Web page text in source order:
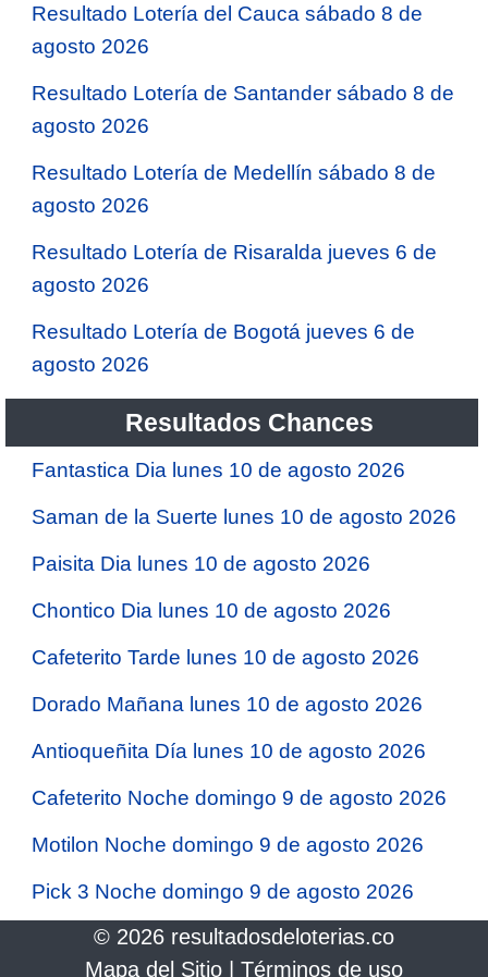
Resultado Lotería del Cauca sábado 8 de
agosto 2026
Resultado Lotería de Santander sábado 8 de
agosto 2026
Resultado Lotería de Medellín sábado 8 de
agosto 2026
Resultado Lotería de Risaralda jueves 6 de
agosto 2026
Resultado Lotería de Bogotá jueves 6 de
agosto 2026
Resultados Chances
Fantastica Dia lunes 10 de agosto 2026
Saman de la Suerte lunes 10 de agosto 2026
Paisita Dia lunes 10 de agosto 2026
Chontico Dia lunes 10 de agosto 2026
Cafeterito Tarde lunes 10 de agosto 2026
Dorado Mañana lunes 10 de agosto 2026
Antioqueñita Día lunes 10 de agosto 2026
Cafeterito Noche domingo 9 de agosto 2026
Motilon Noche domingo 9 de agosto 2026
Pick 3 Noche domingo 9 de agosto 2026
© 2026 resultadosdeloterias.co
Mapa del Sitio
Términos de uso